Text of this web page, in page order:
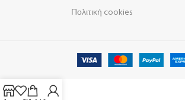
Πολιτική cookies